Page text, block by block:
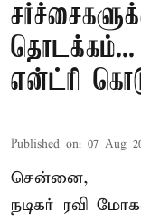
தொடக்கம்...
என்ட்ரி
Published on: 07 Aug
சென்னை,
நடிகர் ரவி